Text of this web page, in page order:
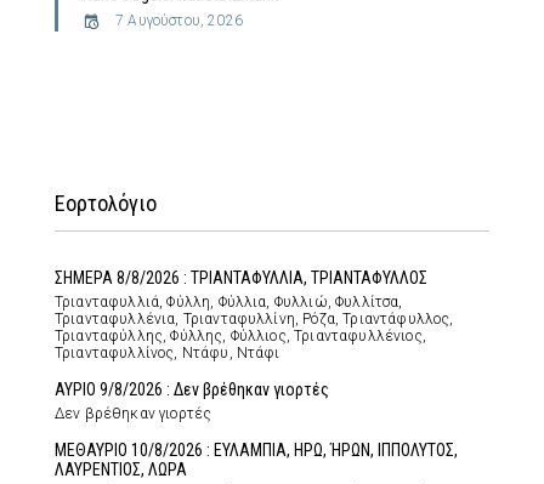
7 Αυγούστου, 2026
Εορτολόγιο
ΣΗΜΕΡΑ 8/8/2026 : ΤΡΙΑΝΤΑΦΥΛΛΙΑ, ΤΡΙΑΝΤΑΦΥΛΛΟΣ
Τριανταφυλλιά, Φύλλη, Φύλλια, Φυλλιώ, Φυλλίτσα,
Τριανταφυλλένια, Τριανταφυλλίνη, Ρόζα, Τριαντάφυλλος,
Τριανταφύλλης, Φύλλης, Φύλλιος, Τριανταφυλλένιος,
Τριανταφυλλίνος, Ντάφυ, Ντάφι
ΑΥΡΙΟ 9/8/2026 : Δεν βρέθηκαν γιορτές
Δεν βρέθηκαν γιορτές
ΜΕΘΑΥΡΙΟ 10/8/2026 : ΕΥΛΑΜΠΙΑ, ΗΡΩ, ΉΡΩΝ, ΙΠΠΟΛΥΤΟΣ,
ΛΑΥΡΕΝΤΙΟΣ, ΛΩΡΑ